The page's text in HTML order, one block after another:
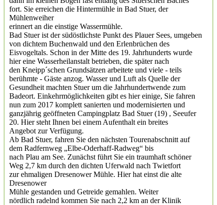
fort. Sie erreichen die Hintermühle in Bad Stuer, der
Mühlenweiher
erinnert an die einstige Wassermühle.
Bad Stuer ist der südöstlichste Punkt des Plauer Sees, umgeben
von dichtem Buchenwald und den Erlenbrüchen des
Eisvogeltals. Schon in der Mitte des 19. Jahrhunderts wurde
hier eine Wasserheilanstalt betrieben, die später nach
den Kneipp´schen Grundsätzen arbeitete und viele - teils
berühmte - Gäste anzog. Wasser und Luft als Quelle der
Gesundheit machten Stuer um die Jahrhundertwende zum
Badeort. Einkehrmöglichkeiten gibt es hier einige, Sie fahren
nun zum 2017 komplett sanierten und modernisierten und
ganzjährig geöffneten Campingplatz Bad Stuer (19) , Seeufer
20. Hier steht Ihnen bei einem Aufenthalt ein breites
Angebot zur Verfügung.
Ab Bad Stuer, fahren Sie den nächsten Tourenabschnitt auf
dem Radfernweg „Elbe-Oderhaff-Radweg“ bis
nach Plau am See. Zunächst führt Sie ein traumhaft schöner
Weg 2,7 km durch den dichten Uferwald nach Twietfort
zur ehmaligen Dresenower Mühle. Hier hat einst die alte
Dresenower
Mühle gestanden und Getreide gemahlen. Weiter
nördlich radelnd kommen Sie nach 2,2 km an der Klinik